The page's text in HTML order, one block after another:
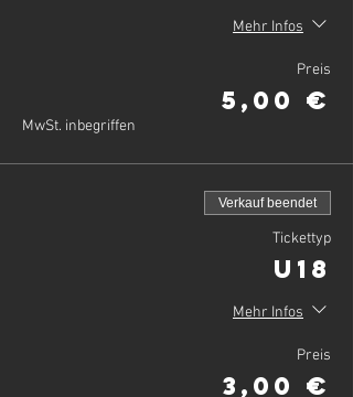
Mehr Infos
Preis
5,00 €
MwSt. inbegriffen
Verkauf beendet
Tickettyp
U18
Mehr Infos
Preis
3,00 €